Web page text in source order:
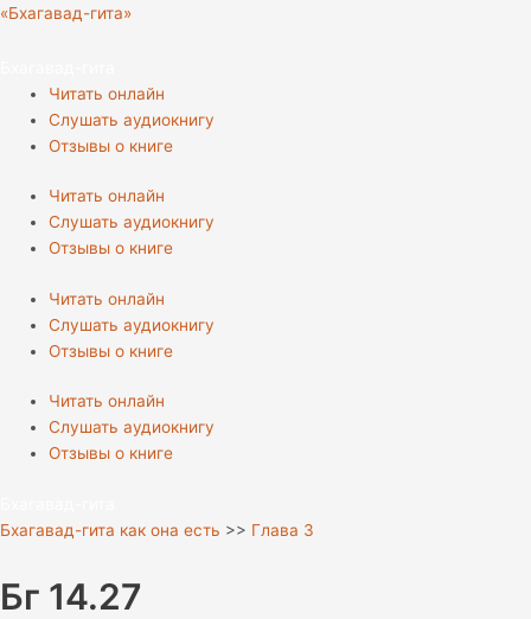
Перейти
«Бхагавад-гита»
Читать онлайн
Слушать аудиокнигу
Отзывы о книге
Читать онлайн
Слушать аудиокнигу
Отзывы о книге
Читать онлайн
Слушать аудиокнигу
Отзывы о книге
Читать онлайн
Слушать аудиокнигу
Отзывы о книге
Бхагавад-гита как она есть >> Глава 3
Бг 14.27